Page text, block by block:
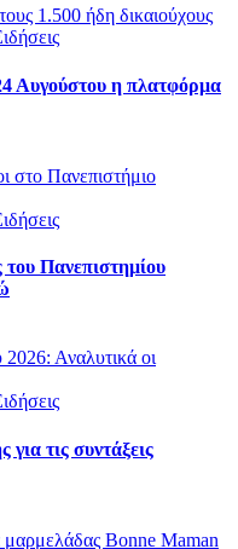
Αυγούστου η πλατφόρμα
του Πανεπιστημίου
τις συντάξεις